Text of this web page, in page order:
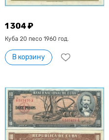
1 304 ₽
Куба 20 песо 1960 год.
В корзину